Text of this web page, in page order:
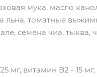
мука, масло
томатные
семена чиа, тыква,
мг, витамин B2 - 15